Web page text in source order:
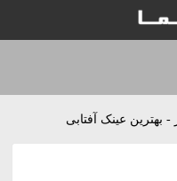
عینک آفتابی